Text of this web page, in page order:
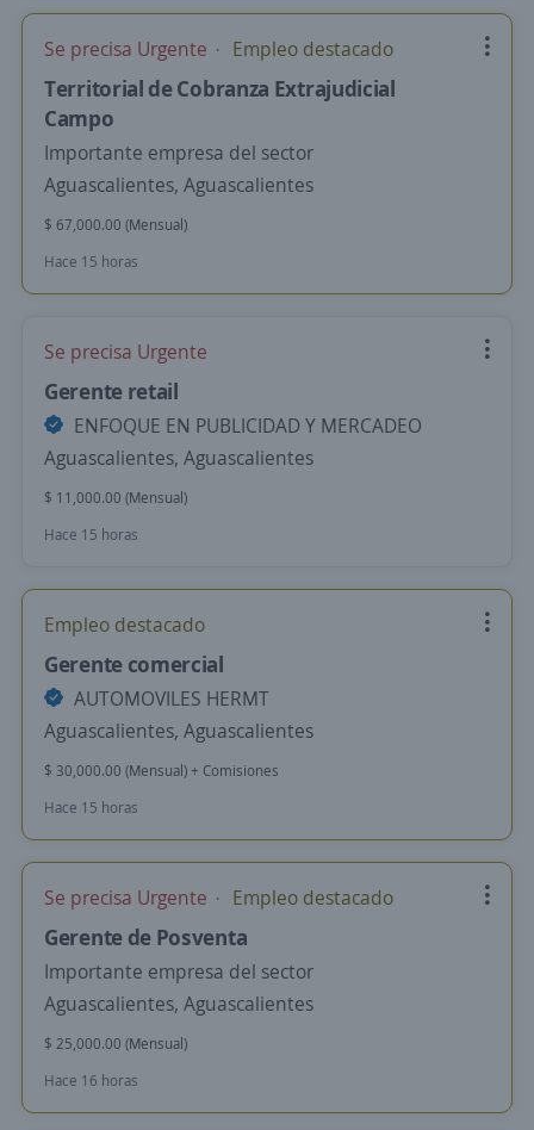
Se precisa Urgente Empleo destacado
Territorial de Cobranza Extrajudicial
Campo
Importante empresa del sector
Aguascalientes, Aguascalientes
$ 67,000.00 (Mensual)
Hace 15 horas
Se precisa Urgente
Gerente retail
ENFOQUE EN PUBLICIDAD Y MERCADEO
Aguascalientes, Aguascalientes
$ 11,000.00 (Mensual)
Hace 15 horas
Empleo destacado
Gerente comercial
AUTOMOVILES HERMT
Aguascalientes, Aguascalientes
$ 30,000.00 (Mensual) + Comisiones
Hace 15 horas
Se precisa Urgente Empleo destacado
Gerente de Posventa
Importante empresa del sector
Aguascalientes, Aguascalientes
$ 25,000.00 (Mensual)
Hace 16 horas